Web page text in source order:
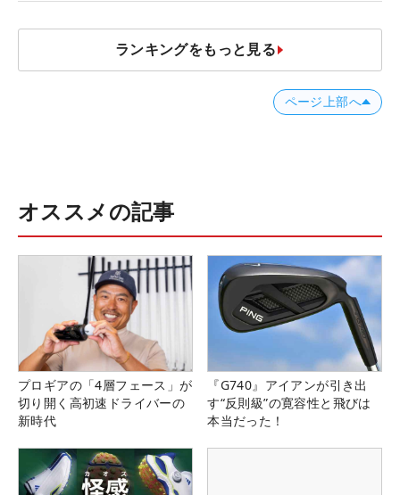
ランキングをもっと見る
ページ上部へ
オススメの記事
プロギアの「4層フェース」が
切り開く高初速ドライバーの
新時代
『G740』アイアンが引き出
す“反則級”の寛容性と飛びは
本当だった！